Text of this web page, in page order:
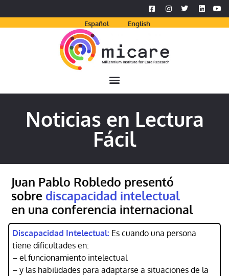
Español English
Noticias en Lectura
Fácil
Juan Pablo Robledo presentó
sobre discapacidad intelectual
en una conferencia internacional
Discapacidad Intelectual: Es cuando una persona
tiene dificultades en:
– el funcionamiento intelectual
– y las habilidades para adaptarse a situaciones de la